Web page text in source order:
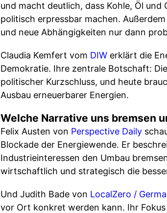
und macht deutlich, dass Kohle, Öl
politisch erpressbar machen.
und neue Abhängigkeiten nur dann
Claudia Kemfert vom DIW erklärt die
Demokratie. Ihre zentrale Botschaft:
politischer Kurzschluss, und heute
Ausbau erneuerbarer Energien.
Welche Narrative uns bremsen
Felix Austen von Perspective Daily
Blockade der Energiewende. Er
Industrieinteressen den Umbau
wirtschaftlich und strategisch die
Und Judith Bade von LocalZero /
vor Ort konkret werden kann. Ihr